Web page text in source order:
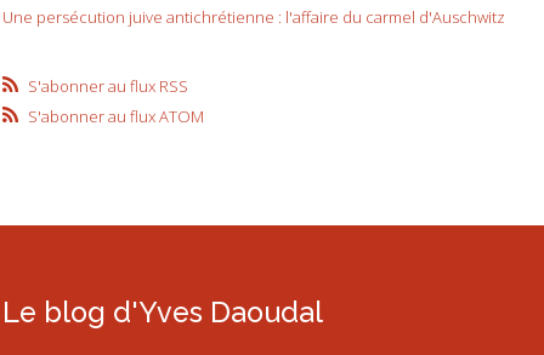
Une persécution juive antichrétienne : l'affaire du carmel d'Auschwitz
S'abonner au flux RSS
S'abonner au flux ATOM
Le blog d'Yves Daoudal